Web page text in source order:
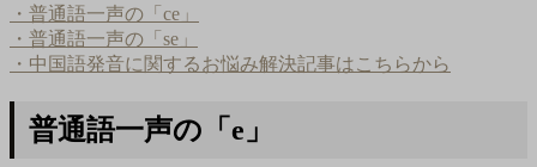
・普通語一声の「ce」
・普通語一声の「se」
・中国語発音に関するお悩み解決記事はこちらから
普通語一声の「e」